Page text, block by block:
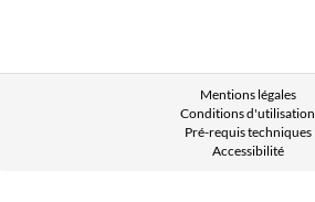
Mentions légales
Conditions d'utilisation
Pré-requis techniques
Accessibilité